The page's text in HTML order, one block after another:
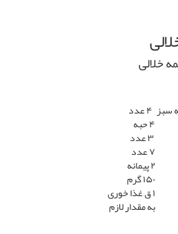
خلالی
سبز
به مقدار لازم